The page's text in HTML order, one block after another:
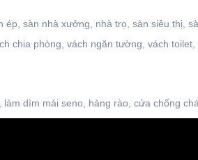
sàn nhà xưởng, nhà trọ, sàn siêu thị,
chia phòng, vách ngăn tường, vách toilet,
làm dìm mái seno, hàng rào, cửa chống